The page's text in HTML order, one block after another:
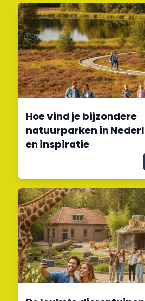
Hoe vind je bijzondere
natuurparken in
en inspiratie